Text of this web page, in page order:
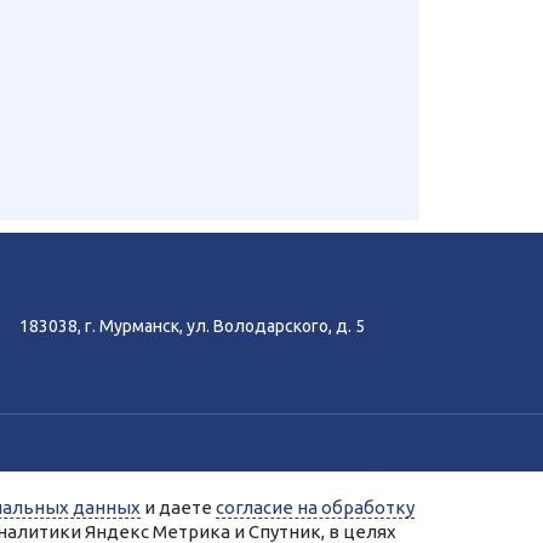
183038, г. Мурманск, ул. Володарского, д. 5
Яндекс.Метрика, Спутник.
сервисами Яндекс.Метрика, Спутник.
данных и даете согласие на обработку
Яндекс Метрика и Спутник, в целях